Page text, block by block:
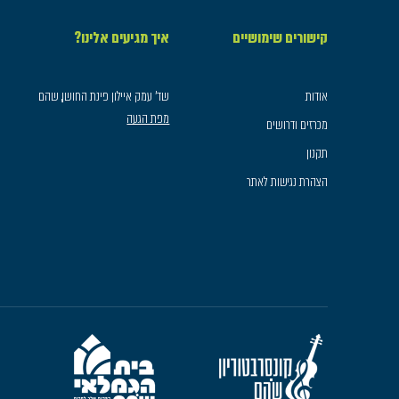
קישורים שימושיים
אודות
מכרזים ודרושים
תקנון
הצהרת נגישות לאתר
איך מגיעים אלינו?
שד׳ עמק איילון פינת החושן, שהם
מפת הגעה